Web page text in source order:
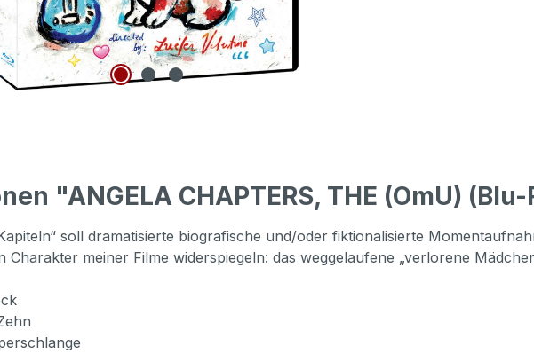
"ANGELA CHAPTERS, THE (OmU)
soll dramatisierte biografische und/oder fiktionalisierte
meiner Filme widerspiegeln: das weggelaufene „verlorene